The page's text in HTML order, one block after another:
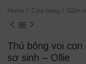
Home Cửa hàng Gặm
Thú bông voi
sơ sinh – Ollie